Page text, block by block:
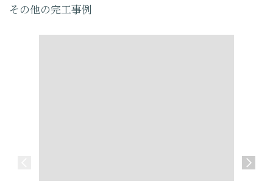
その他の完工事例